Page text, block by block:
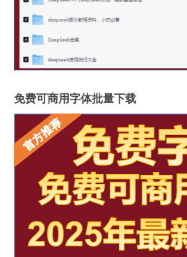
免费可商用字体批量下载